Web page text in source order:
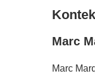
Marc
Marc